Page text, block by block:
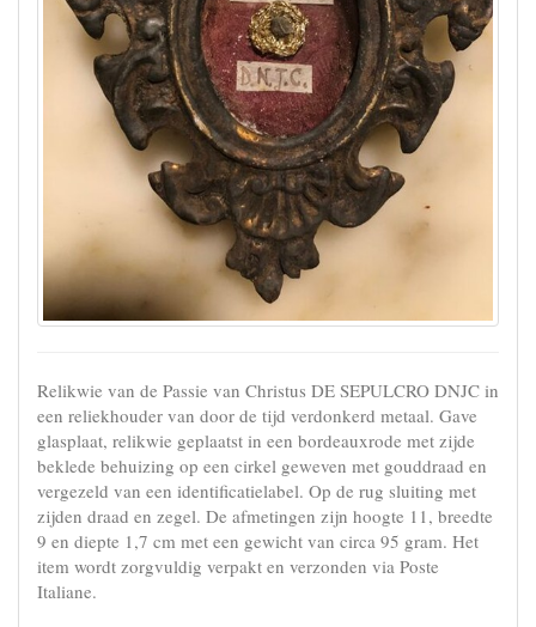
Relikwie van de Passie van Christus DE SEPULCRO DNJC in
een reliekhouder van door de tijd verdonkerd metaal. Gave
glasplaat, relikwie geplaatst in een bordeauxrode met zijde
beklede behuizing op een cirkel geweven met gouddraad en
vergezeld van een identificatielabel. Op de rug sluiting met
zijden draad en zegel. De afmetingen zijn hoogte 11, breedte
9 en diepte 1,7 cm met een gewicht van circa 95 gram. Het
item wordt zorgvuldig verpakt en verzonden via Poste
Italiane.